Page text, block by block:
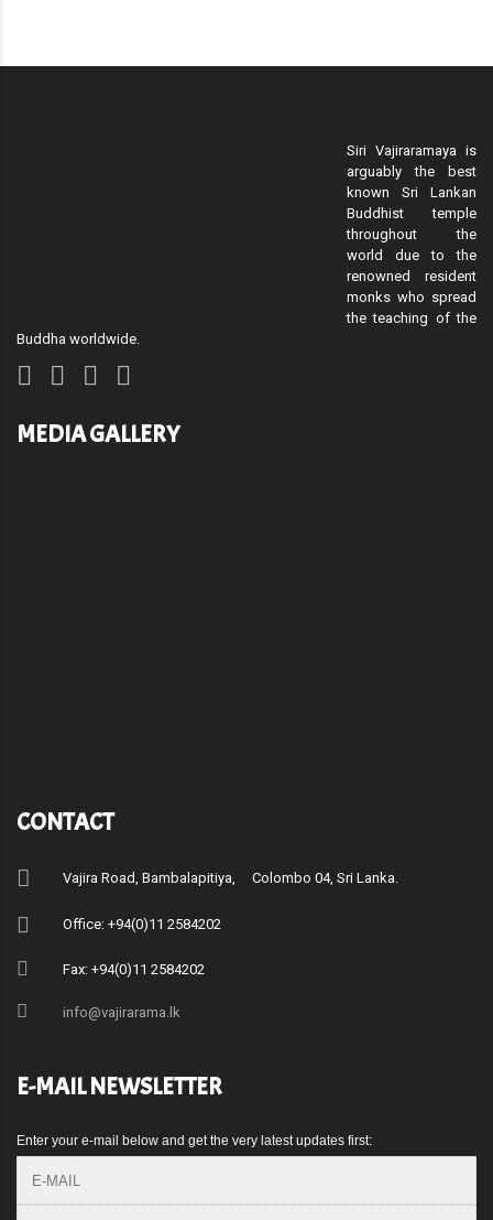
Siri Vajiraramaya is
arguably the best
known Sri Lankan
Buddhist temple
throughout the
world due to the
renowned resident
monks who spread
the teaching of the
Buddha worldwide.
MEDIA GALLERY
CONTACT
Vajira Road, Bambalapitiya, Colombo 04, Sri Lanka.
Office: +94(0)11 2584202
Fax: +94(0)11 2584202
info@vajirarama.lk
E-MAIL NEWSLETTER
Enter your e-mail below and get the very latest updates first: